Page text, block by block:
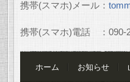
携帯(スマホ)メール：
携帯(スマホ)電話 ： 090-
ホーム お知らせ